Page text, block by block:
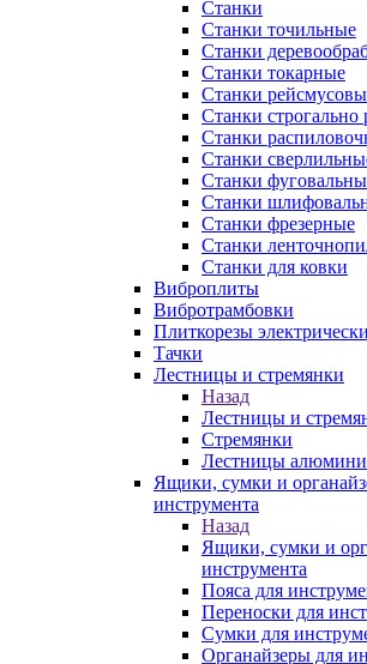
Станки
Станки точильные
Станки
Станки токарные
Станки
Станки строгально
Станки
Станки
Станки
Станки
Станки фрезерные
Станки
Станки для ковки
Виброплиты
Вибротрамбовки
Плиткорезы
Тачки
Лестницы и стремянки
Назад
Лестницы и
Стремянки
Лестницы
Ящики, сумки и
инструмента
Назад
Ящики, сумки и
инструмента
Пояса для
Переноски для
Сумки для
Органайзеры для